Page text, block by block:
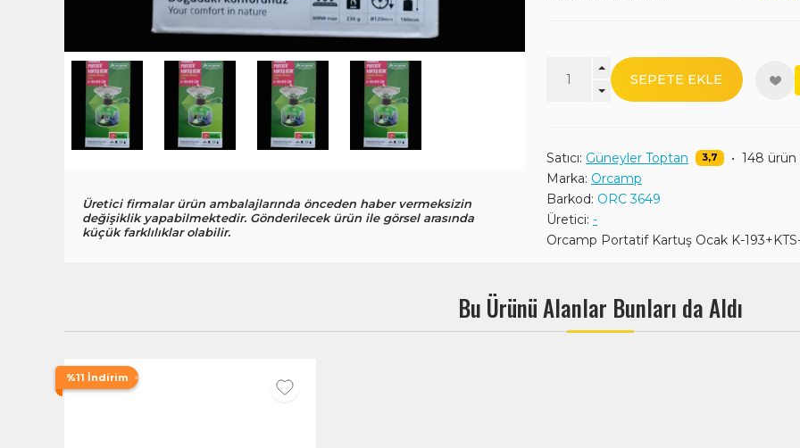
Üretici firmalar ürün ambalajlarında önceden haber vermeksizin
değişiklik yapabilmektedir. Gönderilecek ürün ile görsel arasında
küçük farklılıklar olabilir.
SEPETE EKLE
Satıcı: Güneyler Toptan 3,7 • 148 ürün
Marka: Orcamp
Barkod: ORC 3649
Üretici: -
Orcamp Portatif Kartuş Ocak K-
Bu Ürünü Alanlar Bunları da Aldı
%11 İndirim